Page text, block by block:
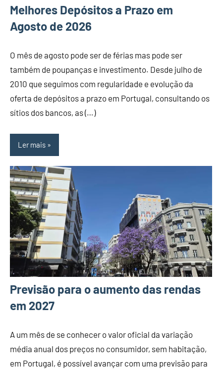
Melhores Depósitos a Prazo em
Agosto de 2026
O mês de agosto pode ser de férias mas pode ser
também de poupanças e investimento. Desde julho de
2010 que seguimos com regularidade e evolução da
oferta de depósitos a prazo em Portugal, consultando os
sítios dos bancos, as (…)
Ler mais
Previsão para o aumento das rendas
em 2027
A um mês de se conhecer o valor oficial da variação
média anual dos preços no consumidor, sem habitação,
em Portugal, é possível avançar com uma previsão para